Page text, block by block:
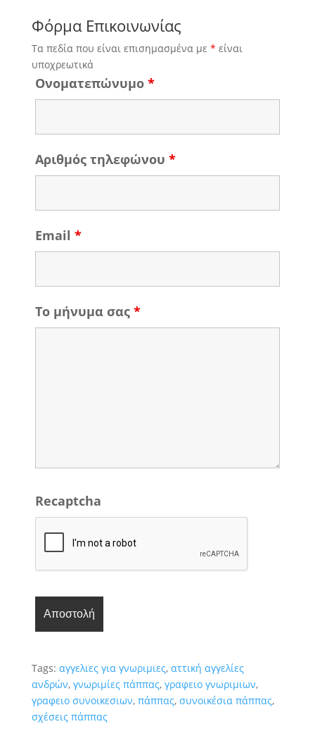
Φόρμα Επικοινωνίας
Τα πεδία που είναι επισημασμένα με * είναι
υποχρεωτικά
Ονοματεπώνυμο *
Αριθμός τηλεφώνου *
Email *
Το μήνυμα σας *
Recaptcha
Tags: αγγελιες για γνωριμιες, αττική αγγελίες
ανδρών, γνωριμίες πάππας, γραφειο γνωριμιων,
γραφειο συνοικεσιων, πάππας, συνοικέσια πάππας,
σχέσεις πάππας